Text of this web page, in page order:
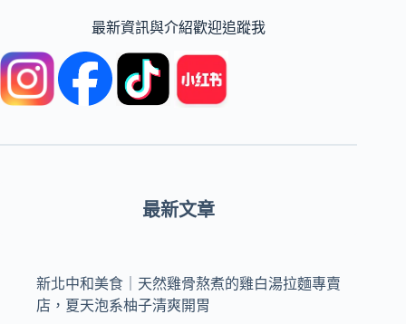
最新資訊與介紹歡迎追蹤我
最新文章
新北中和美食｜天然雞骨熬煮的雞白湯拉麵專賣
店，夏天泡系柚子清爽開胃